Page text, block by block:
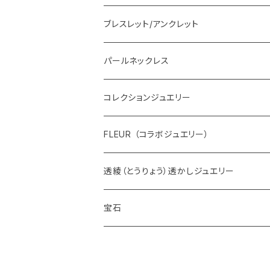
ブレスレット/アンクレット
パールネックレス
コレクションジュエリー
FLEUR （コラボジュエリー）
透綾（とうりょう）透かしジュエリー
宝石